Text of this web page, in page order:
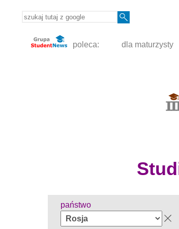
poleca: dla maturzysty
państwo